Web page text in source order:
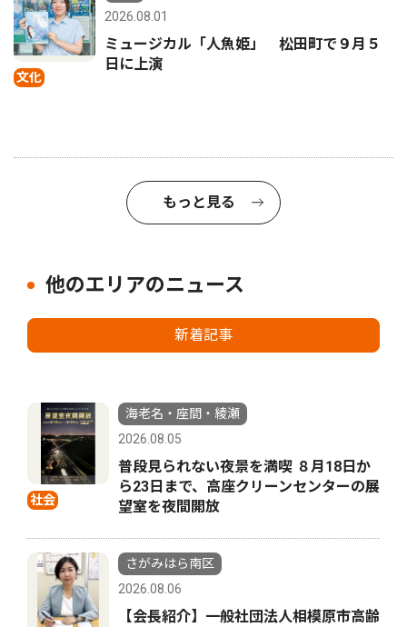
文化
2026.08.01
ミュージカル「人魚姫」 松田町で９月５
日に上演
もっと見る
他のエリアのニュース
新着記事
社会
海老名・座間・綾瀬
2026.08.05
普段見られない夜景を満喫 ８月18日か
ら23日まで、高座クリーンセンターの展
望室を夜間開放
さがみはら南区
2026.08.06
【会長紹介】一般社団法人相模原市高齢